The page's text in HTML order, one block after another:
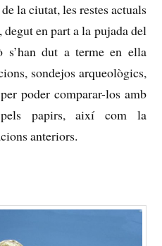
la ciutat, les restes actuals
degut en part a la pujada del
dut a terme en ella
sondejos arqueològics,
poder comparar-los amb
papirs, així com la
anteriors.